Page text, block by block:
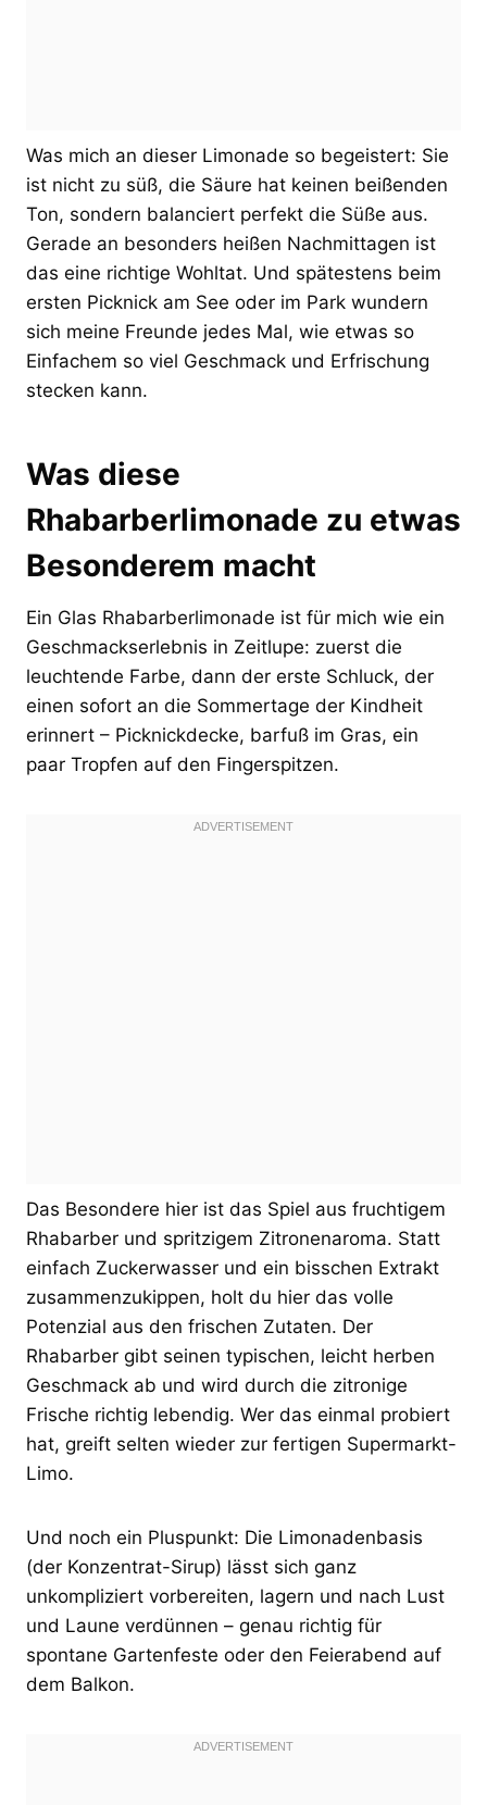
Was mich an dieser Limonade so begeistert: Sie
ist nicht zu süß, die Säure hat keinen beißenden
Ton, sondern balanciert perfekt die Süße aus.
Gerade an besonders heißen Nachmittagen ist
das eine richtige Wohltat. Und spätestens beim
ersten Picknick am See oder im Park wundern
sich meine Freunde jedes Mal, wie etwas so
Einfachem so viel Geschmack und Erfrischung
stecken kann.
Was diese
Rhabarberlimonade zu etwas
Besonderem macht
Ein Glas Rhabarberlimonade ist für mich wie ein
Geschmackserlebnis in Zeitlupe: zuerst die
leuchtende Farbe, dann der erste Schluck, der
einen sofort an die Sommertage der Kindheit
erinnert – Picknickdecke, barfuß im Gras, ein
paar Tropfen auf den Fingerspitzen.
Das Besondere hier ist das Spiel aus fruchtigem
Rhabarber und spritzigem Zitronenaroma. Statt
einfach Zuckerwasser und ein bisschen Extrakt
zusammenzukippen, holt du hier das volle
Potenzial aus den frischen Zutaten. Der
Rhabarber gibt seinen typischen, leicht herben
Geschmack ab und wird durch die zitronige
Frische richtig lebendig. Wer das einmal probiert
hat, greift selten wieder zur fertigen Supermarkt-
Limo.
Und noch ein Pluspunkt: Die Limonadenbasis
(der Konzentrat-Sirup) lässt sich ganz
unkompliziert vorbereiten, lagern und nach Lust
und Laune verdünnen – genau richtig für
spontane Gartenfeste oder den Feierabend auf
dem Balkon.